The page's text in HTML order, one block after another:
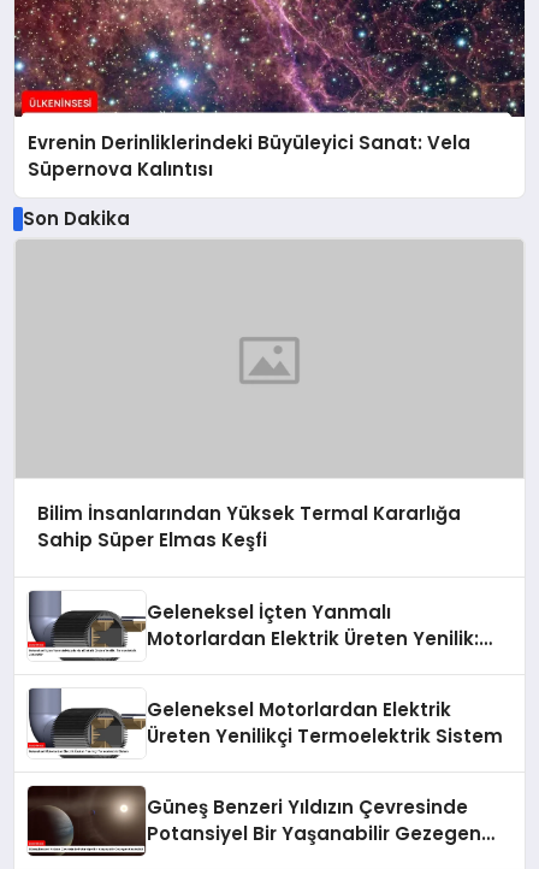
Evrenin Derinliklerindeki Büyüleyici Sanat: Vela
Süpernova Kalıntısı
Son Dakika
Bilim İnsanlarından Yüksek Termal Kararlığa
Sahip Süper Elmas Keşfi
Geleneksel İçten Yanmalı
Motorlardan Elektrik Üreten Yenilik:
Geleneksel Motorlardan Elektrik
Üreten Yenilikçi Termoelektrik Sistem
Güneş Benzeri Yıldızın Çevresinde
Potansiyel Bir Yaşanabilir Gezegen